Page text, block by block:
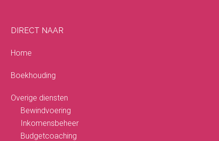
DIRECT NAAR
Home
Boekhouding
Overige diensten
Bewindvoering
Inkomensbeheer
Budgetcoaching